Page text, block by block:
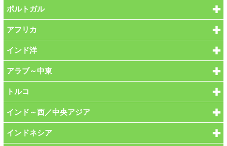
ポルトガル
アフリカ
インド洋
アラブ～中東
トルコ
インド～西／中央アジア
インドネシア